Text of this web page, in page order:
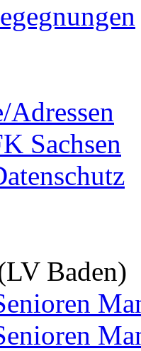
Adressen
Sachsen
Baden)